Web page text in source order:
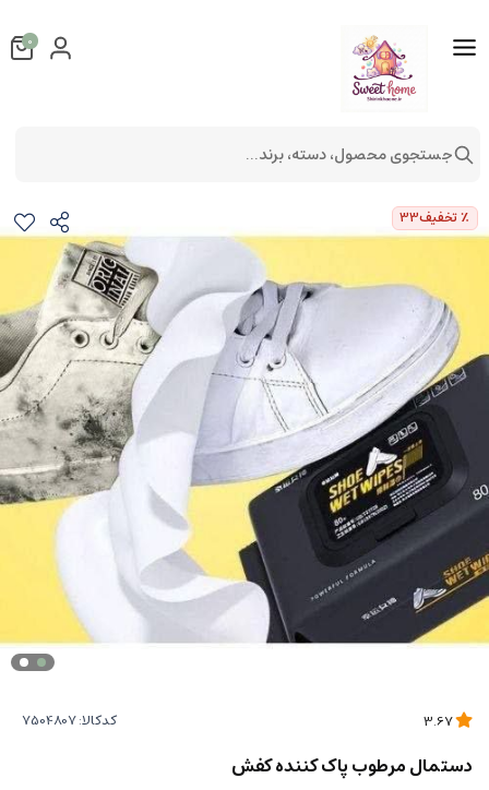
٪ تخفیف33
کدکالا:
دستمال مرطوب پاک کننده کفش
0
جستجوی محصول، دسته، برند...